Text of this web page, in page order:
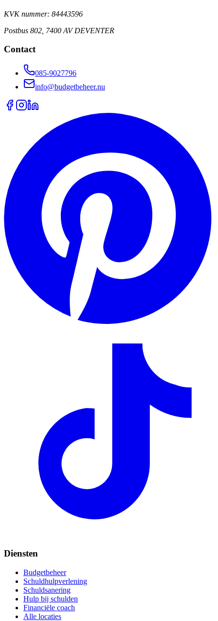
KVK nummer: 84443596
Postbus 802, 7400 AV DEVENTER
Contact
085-9027796
info@budgetbeheer.nu
Diensten
Budgetbeheer
Schuldhulpverlening
Schuldsanering
Hulp bij schulden
Financiële coach
Alle locaties